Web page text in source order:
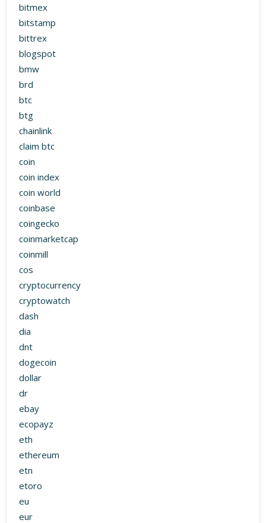
bitmex
bitstamp
bittrex
blogspot
bmw
brd
btc
btg
chainlink
claim btc
coin
coin index
coin world
coinbase
coingecko
coinmarketcap
coinmill
cos
cryptocurrency
cryptowatch
dash
dia
dnt
dogecoin
dollar
dr
ebay
ecopayz
eth
ethereum
etn
etoro
eu
eur